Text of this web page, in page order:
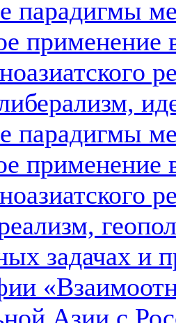
парадигмы
применение
парадигмы
применение
задачах и